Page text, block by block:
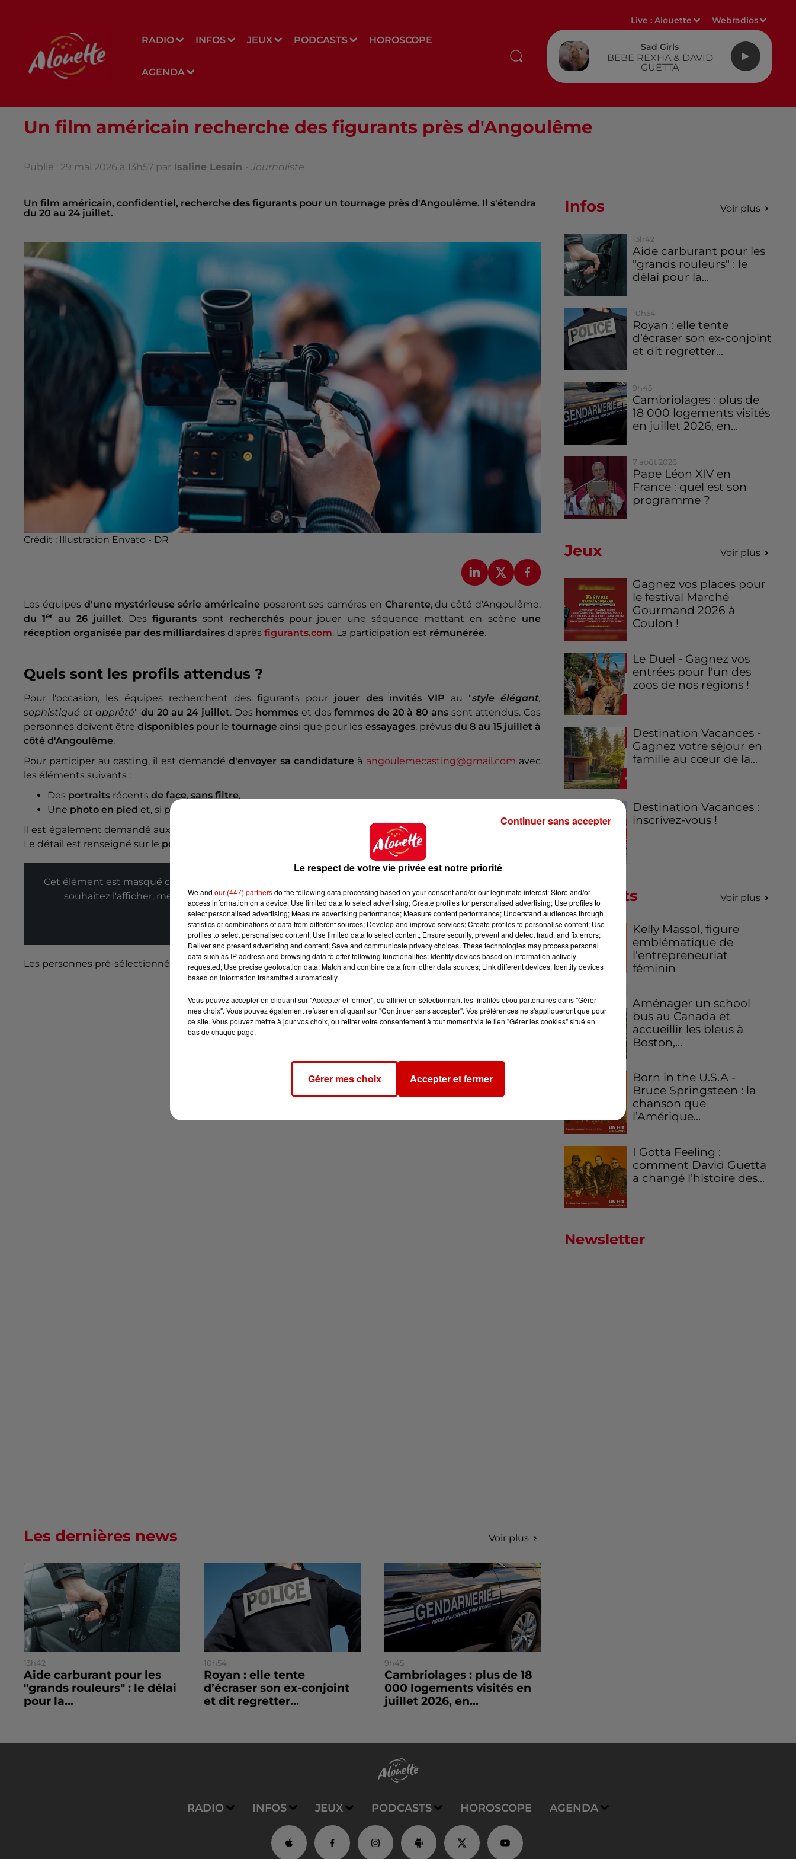
RADIO INFOS JEUX PODCASTS HOROSCOPE
AGENDA
Live :Alouette Webradios
Sad Girls
BEBE REXHA & DAVID
GUETTA
Un film américain recherche des figurants près d'Angoulême
Publié : 29 mai 2026 à 13h57 par Isaline Lesain - Journaliste
Un film américain, confidentiel, recherche des figurants pour un tournage près d'Angoulême. Il s'étendra
du 20 au 24 juillet.
Crédit : Illustration Envato - DR
Les équipes d'une mystérieuse série américaine poseront ses caméras en Charente, du côté d'Angoulême,
du 1er au 26 juillet. Desfigurants sont recherchéspour jouer une séquence mettant en scène une
réception organisée par des milliardaires d'après figurants.com. La participation est rémunérée.
Quels sont les profils attendus ?
Pour l'occasion, les équipes recherchent des figurants pour jouer des invités VIP au "style élégant,
sophistiqué et apprêté"du 20 au 24 juillet. Des hommes et desfemmes de 20 à 80 ans sont attendus. Ces
personnes doivent êtredisponibles pour letournage ainsi que pour les essayages, prévus du 8 au 15 juillet à
côté d'Angoulême.
Pour participer au casting, il est demandéd'envoyer sa candidatureà angoulemecasting@gmail.com avec
les éléments suivants :
Des portraits récents de face, sans filtre,
Une photo en pied et, si possible, des
Il est également demandé aux volontaires d'indiquer
leurs coordonnées et leursinformations personnelles
Le détail est renseigné sur le post Facebook de Charente Tournages
Cet élément est masqué compte-tenu du refus du dépôt de cookies que vous avez exprimé. Si vous
souhaitez l'afficher, merci de nous donner votre accord en cliquant sur le bouton ci-dessous.
Afficher l'élément
Les personnes pré-sélectionnées seront informéesle 12 ou le 13 juin.
Infos Voir plus
13h42
Aide carburant pour les
"grands rouleurs" : le
délai pour la...
10h54
Royan : elle tente
d’écraser son ex-conjoint
et dit regretter...
9h45
Cambriolages : plus de
18 000 logements visités
en juillet 2026, en...
7 août 2026
Pape Léon XIV en
France : quel est son
programme ?
Jeux Voir plus
Gagnez vos places pour
le festival Marché
Gourmand 2026 à
Coulon !
Le Duel - Gagnez vos
entrées pour l'un des
zoos de nos régions !
Destination Vacances -
Gagnez votre séjour en
famille au cœur de la...
Destination Vacances :
inscrivez-vous !
Podcasts Voir plus
Kelly Massol, figure
emblématique de
l'entrepreneuriat
féminin
Aménager un school
bus au Canada et
accueillir les bleus à
Boston,...
Born in the U.S.A -
Bruce Springsteen : la
chanson que
l’Amérique...
I Gotta Feeling :
comment David Guetta
a changé l’histoire des...
Newsletter
Les dernières news Voir plus
13h42
Aide carburant pour les
"grands rouleurs" : le délai
pour la...
10h54
Royan : elle tente
d’écraser son ex-conjoint
et dit regretter...
9h45
Cambriolages : plus de 18
000 logements visités en
juillet 2026, en...
RADIO INFOS JEUX PODCASTS HOROSCOPE AGENDA
Le respect de votre vie privée est notre priorité
We and our (447) partnersdo the following data processing based on your consent and/or our legitimate interest: Store and/or
access information on a device; Use limited data to select advertising; Create profiles for personalised advertising; Use profiles to
select personalised advertising; Measure advertising performance; Measure content performance; Understand audiences through
statistics or combinations of data from different sources; Develop and improve services; Create profiles to personalise content; Use
profiles to select personalised content; Use limited data to select content; Ensure security, prevent and detect fraud, and fix errors;
Deliver and present advertising and content; Save and communicate privacy choices. These technologies may process personal
data such as IP address and browsing data to offer following functionalities: Identify devices based on information actively
requested; Use precise geolocation data; Match and combine data from other data sources; Link different devices; Identify devices
based on information transmitted automatically.
Vous pouvez accepter en cliquant sur "Accepter et fermer", ou affiner en sélectionnant les finalités et/ou partenaires dans "Gérer
mes choix". Vous pouvez également refuser en cliquant sur "Continuer sans accepter". Vos préférences ne s'appliqueront que pour
ce site. Vous pouvez mettre à jour vos choix, ou retirer votre consentement à tout moment via le lien "Gérer les cookies" situé en
bas de chaque page.
Gérer mes choix Accepter et fermer
Continuer sans accepter